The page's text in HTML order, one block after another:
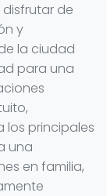
de
y
la ciudad
para una
principales
una
en familia,